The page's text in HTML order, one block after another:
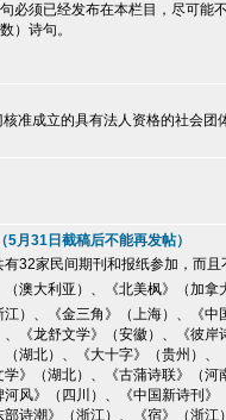
必须已经发布在本栏目，尽可能
）诗句。
准成立的具有法人资格的社会
月31日截稿后不能再发帖）
有32家民间期刊和报纸参加，而
（澳大利亚）、《北美枫》（加
江）、《金三角》（上海）、《
、《龙舒文学》（安徽）、《彼
（湖北）、《大十字》（贵州）
学》（湖北）、《古蒲诗联》（
河风》（四川）、《中国新诗刊
部诗潮》（浙江）、《宿》（浙